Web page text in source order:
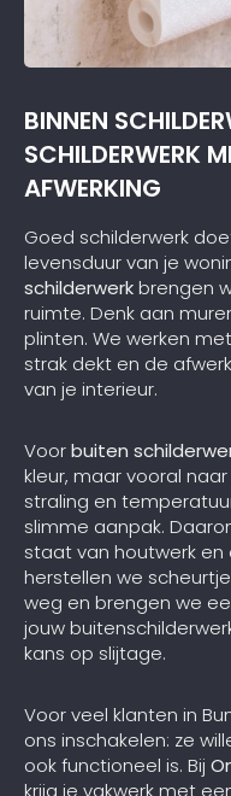
BINNEN
SCHILDERWERK
AFWERKING
Goed schilderwerk
levensduur van je
schilderwerkbrengen
ruimte. Denk aan
plinten. We werken
strak dekt en de
van je interieur.
Voorbuiten
kleur, maar vooral
straling en
slimme aanpak.
staat van houtwerk en
herstellen we
weg en brengen we
jouw
kans op slijtage.
Voor veel klanten in
ons inschakelen: ze
ook functioneel is. Bij